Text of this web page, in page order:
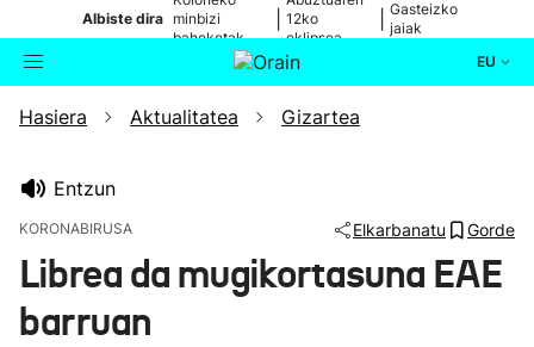
Albiste dira minbizi
baheketak
12ko
eklipsea
Gasteizko
jaiak
EU
Bilatzailea Aktualitatea
Hasiera Aktualitatea Gizartea
Entzun
KORONABIRUSA Elkarbanatu Gorde
Librea da mugikortasuna EAE
barruan